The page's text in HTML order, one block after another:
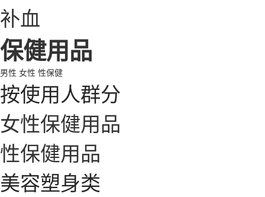
补血
保健用品
男性 女性 性保健
按使用人群分
女性保健用品
性保健用品
美容塑身类